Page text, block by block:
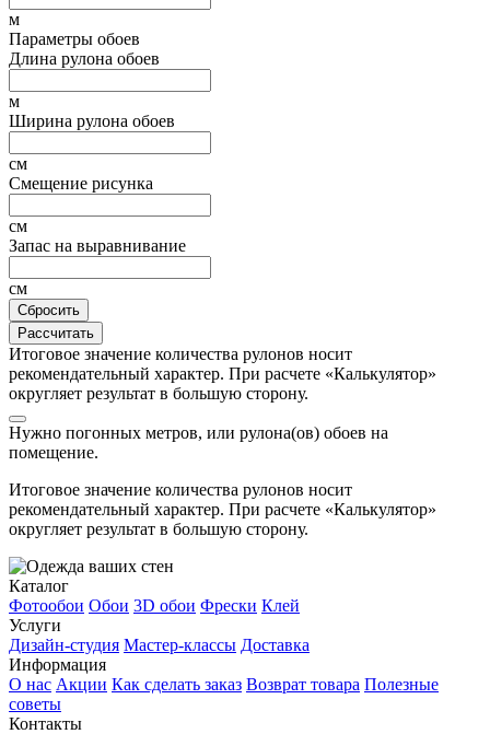
м
Параметры обоев
Длина рулона обоев
м
Ширина рулона обоев
см
Смещение рисунка
см
Запас на выравнивание
см
Сбросить
Рассчитать
Итоговое значение количества рулонов носит
рекомендательный характер. При расчете «Калькулятор»
округляет результат в большую сторону.
Нужно погонных метров, или рулона(ов) обоев на
помещение.
Итоговое значение количества рулонов носит
рекомендательный характер. При расчете «Калькулятор»
округляет результат в большую сторону.
Каталог
Фотообои Обои 3D обои Фрески Клей
Услуги
Дизайн-студия Мастер-классы Доставка
Информация
О нас Акции Как сделать заказ Возврат товара Полезные
советы
Контакты